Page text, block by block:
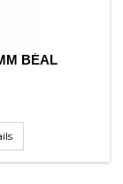
BÉAL